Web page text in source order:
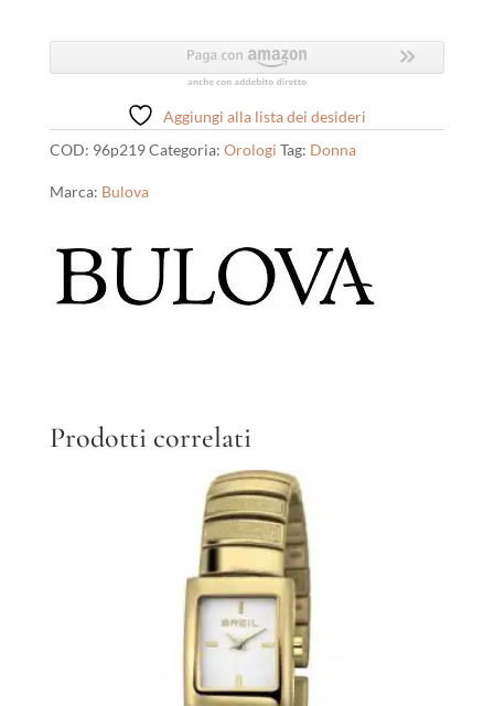
Aggiungi alla lista dei desideri
COD: 96p219Categoria: Orologi Tag: Donna
Marca: Bulova
Prodotti correlati